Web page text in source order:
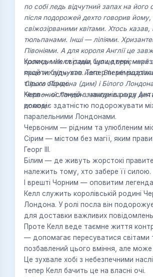
по собі ледь відчутний запах на його
після подорожей дехто говорив
свіжозірваними квітами. Хтось
тюльпанами. Інші — ліліями.
Півоніями. А для короля Англії це
троянди. Келл радів, що це приємний
якщо не відчував його. Він міг
Сірого Лондона (дим) і Білого
Червоний Лондон завжди пахнув для
домом.
Колись між світами були двері, через
пройти будь-хто. Тепер
тільки обрані.
Келл — останній з чаклунів роду
володіє здатністю подорожувати
паралельними Лондонами.
Червоним — рідним та улюбленим
Сірим — містом без магії, яким
Георг ІІІ.
Білим — де живуть жорстокі
належить тому, хто забере її силою.
І врешті Чорним — оповитим
Келл служить королівській родині
Лондона. У ролі посла він
для доставки важливих
Проте Келл веде таємне життя
— допомагає пересуватися світами
позбавлений цього вміння, але може
Це зухвале хобі з небезпечними
тепер Келл бачить це на власні очі.